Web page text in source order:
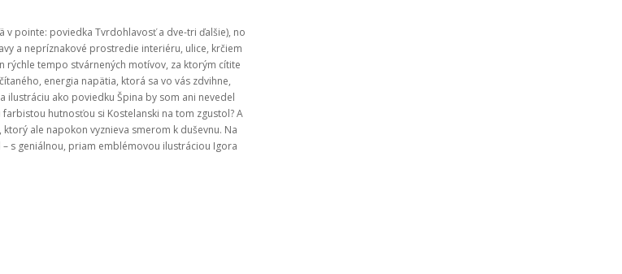
v pointe: poviedka Tvrdohlavosť a dve-tri ďalšie), no
a nepríznakové prostredie interiéru, ulice, krčiem
tempo stvárnených motívov, za ktorým cítite
energia napätia, ktorá sa vo vás zdvihne,
ako poviedku Špina by som ani nevedel
hutnosťou si Kostelanski na tom zgustol? A
ale napokon vyznieva smerom k duševnu. Na
s geniálnou, priam emblémovou ilustráciou Igora